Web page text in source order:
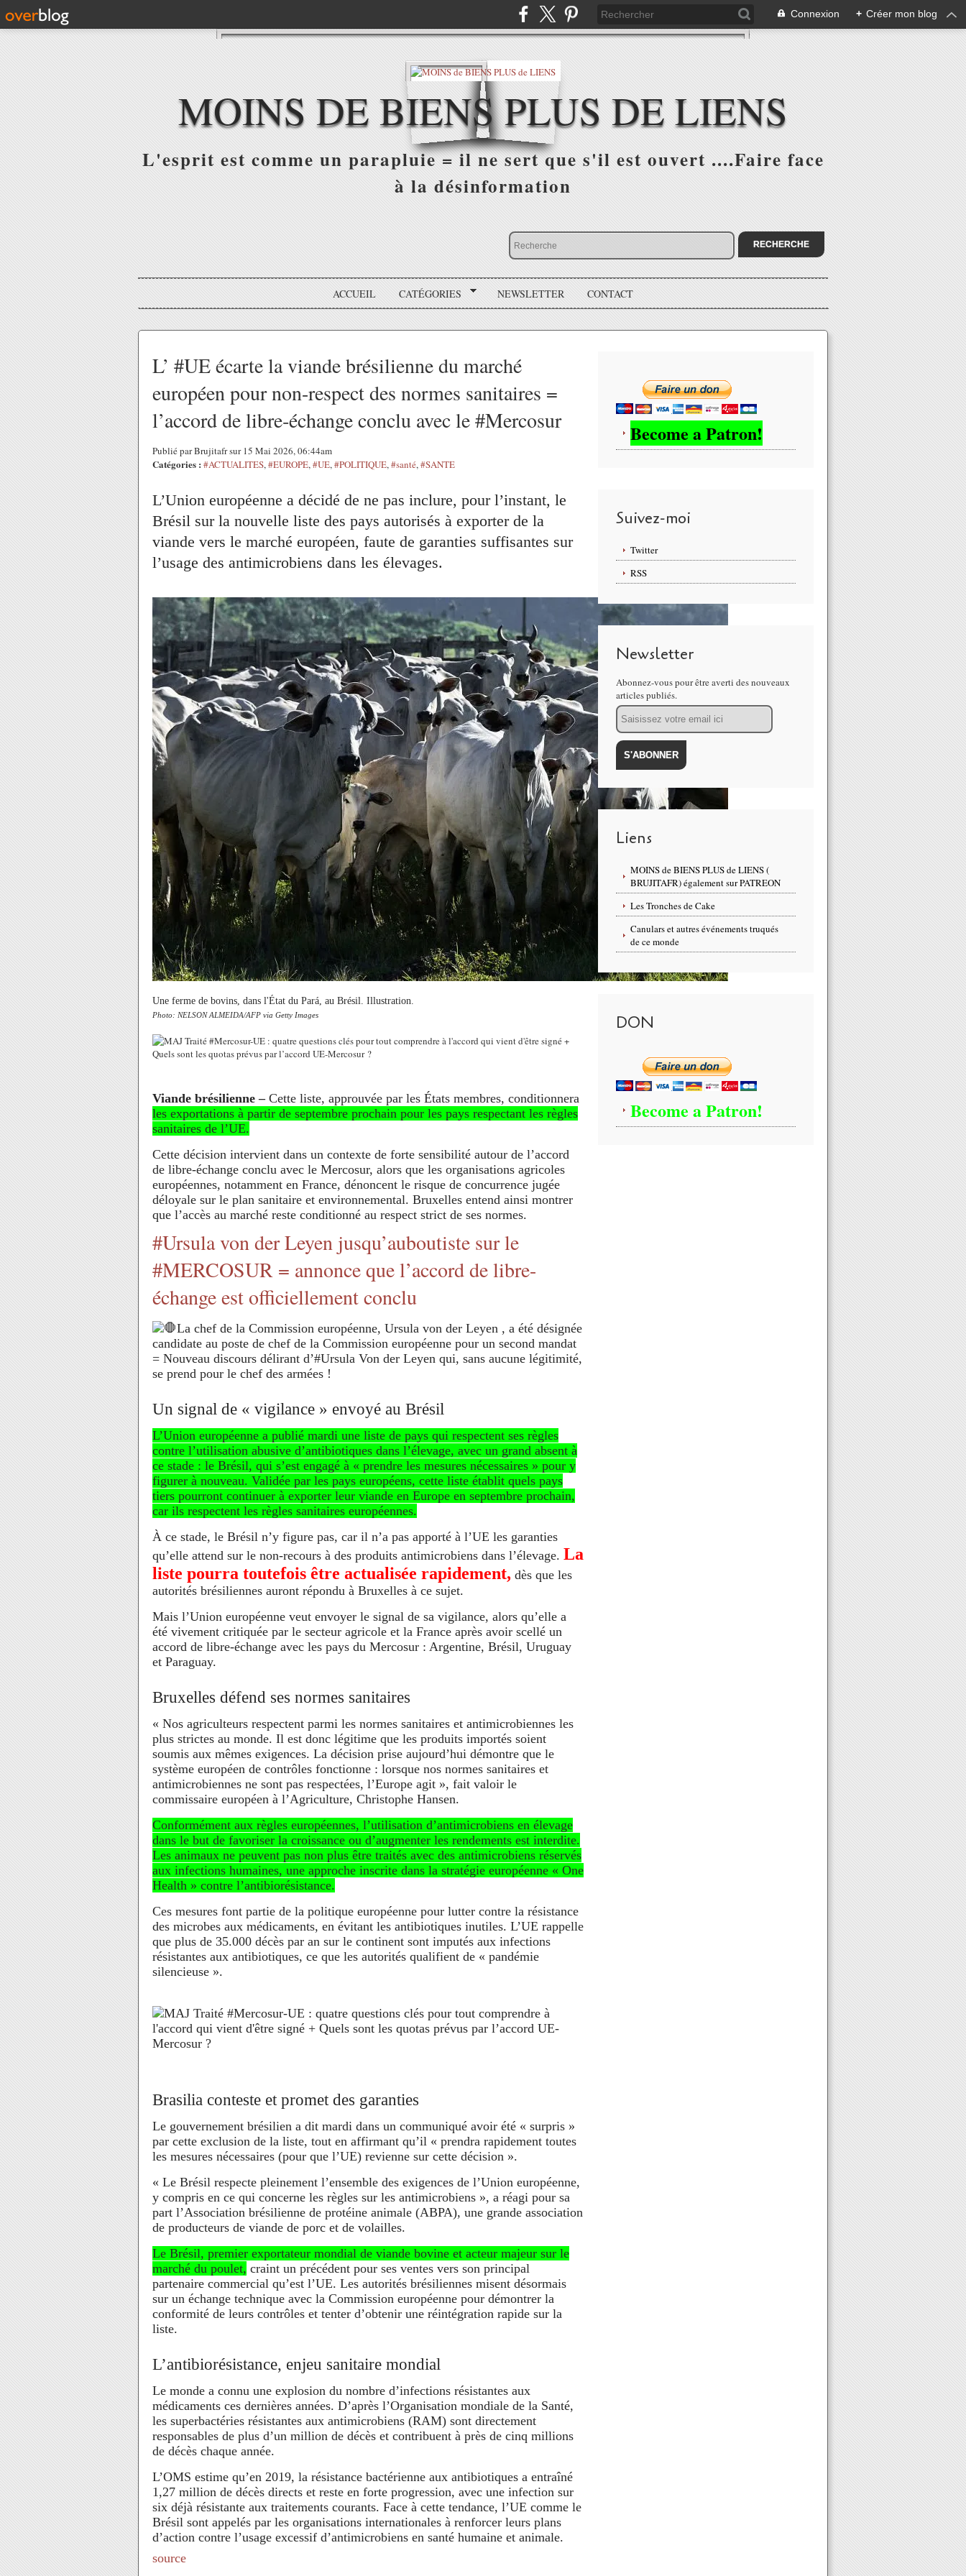
Connexion + Créer mon blog
MOINS DE BIENS PLUS DE LIENS
L'esprit est comme un parapluie = il ne sert que s'il est ouvert ....Faire face
à la désinformation
ACCUEIL CATÉGORIES NEWSLETTER CONTACT
L’ #UE écarte la viande brésilienne du marché
européen pour non-respect des normes sanitaires =
l’accord de libre‑échange conclu avec le #Mercosur
Publié par Brujitafr sur 15 Mai 2026, 06:44am
Catégories : #ACTUALITES,#EUROPE,#UE,#POLITIQUE,#santé,#SANTE
L’Union européenne a décidé de ne pas inclure, pour l’instant, le
Brésil sur la nouvelle liste des pays autorisés à exporter de la
viande vers le marché européen, faute de garanties suffisantes sur
l’usage des antimicrobiens dans les élevages.
Une ferme de bovins, dans l'État du Pará, au Brésil. Illustration.
Photo: NELSON ALMEIDA/AFP via Getty Images
Viande brésilienne – Cette liste, approuvée par les États membres, conditionnera
les exportations à partir de septembre prochain pour les pays respectant les règles
sanitaires de l’UE.
Cette décision intervient dans un contexte de forte sensibilité autour de l’accord
de libre‑échange conclu avec le Mercosur, alors que les organisations agricoles
européennes, notamment en France, dénoncent le risque de concurrence jugée
déloyale sur le plan sanitaire et environnemental. Bruxelles entend ainsi montrer
que l’accès au marché reste conditionné au respect strict de ses normes.
#Ursula von der Leyen jusqu’auboutiste sur le
#MERCOSUR = annonce que l’accord de libre-
échange est officiellement conclu
Un signal de « vigilance » envoyé au Brésil
L’Union européenne a publié mardi une liste de pays qui respectent ses règles
contre l’utilisation abusive d’antibiotiques dans l’élevage, avec un grand absent à
ce stade : le Brésil, qui s’est engagé à « prendre les mesures nécessaires » pour y
figurer à nouveau. Validée par les pays européens, cette liste établit quels pays
tiers pourront continuer à exporter leur viande en Europe en septembre prochain,
car ils respectent les règles sanitaires européennes.
À ce stade, le Brésil n’y figure pas, car il n’a pas apporté à l’UE les garanties
qu’elle attend sur le non-recours à des produits antimicrobiens dans l’élevage. La
liste pourra toutefois être actualisée rapidement, dès que les
autorités brésiliennes auront répondu à Bruxelles à ce sujet.
Mais l’Union européenne veut envoyer le signal de sa vigilance, alors qu’elle a
été vivement critiquée par le secteur agricole et la France après avoir scellé un
accord de libre-échange avec les pays du Mercosur : Argentine, Brésil, Uruguay
et Paraguay.
Bruxelles défend ses normes sanitaires
« Nos agriculteurs respectent parmi les normes sanitaires et antimicrobiennes les
plus strictes au monde. Il est donc légitime que les produits importés soient
soumis aux mêmes exigences. La décision prise aujourd’hui démontre que le
système européen de contrôles fonctionne : lorsque nos normes sanitaires et
antimicrobiennes ne sont pas respectées, l’Europe agit », fait valoir le
commissaire européen à l’Agriculture, Christophe Hansen.
Conformément aux règles européennes, l’utilisation d’antimicrobiens en élevage
dans le but de favoriser la croissance ou d’augmenter les rendements est interdite.
Les animaux ne peuvent pas non plus être traités avec des antimicrobiens réservés
aux infections humaines, une approche inscrite dans la stratégie européenne « One
Health » contre l’antibiorésistance.
Ces mesures font partie de la politique européenne pour lutter contre la résistance
des microbes aux médicaments, en évitant les antibiotiques inutiles. L’UE rappelle
que plus de 35.000 décès par an sur le continent sont imputés aux infections
résistantes aux antibiotiques, ce que les autorités qualifient de « pandémie
silencieuse ».
Brasilia conteste et promet des garanties
Le gouvernement brésilien a dit mardi dans un communiqué avoir été « surpris »
par cette exclusion de la liste, tout en affirmant qu’il « prendra rapidement toutes
les mesures nécessaires (pour que l’UE) revienne sur cette décision ».
« Le Brésil respecte pleinement l’ensemble des exigences de l’Union européenne,
y compris en ce qui concerne les règles sur les antimicrobiens », a réagi pour sa
part l’Association brésilienne de protéine animale (ABPA), une grande association
de producteurs de viande de porc et de volailles.
Le Brésil, premier exportateur mondial de viande bovine et acteur majeur sur le
marché du poulet, craint un précédent pour ses ventes vers son principal
partenaire commercial qu’est l’UE. Les autorités brésiliennes misent désormais
sur un échange technique avec la Commission européenne pour démontrer la
conformité de leurs contrôles et tenter d’obtenir une réintégration rapide sur la
liste.
L’antibiorésistance, enjeu sanitaire mondial
Le monde a connu une explosion du nombre d’infections résistantes aux
médicaments ces dernières années. D’après l’Organisation mondiale de la Santé,
les superbactéries résistantes aux antimicrobiens (RAM) sont directement
responsables de plus d’un million de décès et contribuent à près de cinq millions
de décès chaque année.
L’OMS estime qu’en 2019, la résistance bactérienne aux antibiotiques a entraîné
1,27 million de décès directs et reste en forte progression, avec une infection sur
six déjà résistante aux traitements courants. Face à cette tendance, l’UE comme le
Brésil sont appelés par les organisations internationales à renforcer leurs plans
d’action contre l’usage excessif d’antimicrobiens en santé humaine et animale.
source
Become a Patron!
Suivez-moi
Twitter
RSS
Newsletter
Abonnez-vous pour être averti des nouveaux
articles publiés.
Email
Liens
MOINS de BIENS PLUS de LIENS (
BRUJITAFR) également sur PATREON
Les Tronches de Cake
Canulars et autres événements truqués
de ce monde
DON
Become a Patron!